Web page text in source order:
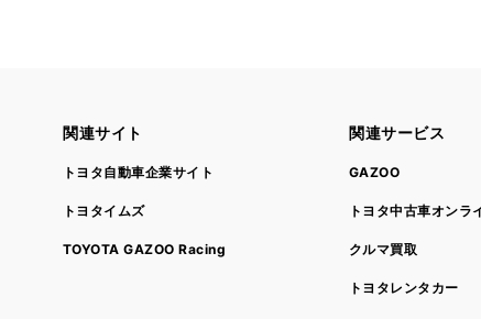
関連サイト
トヨタ自動車企業サイト
トヨタイムズ
TOYOTA GAZOO Racing
関連サービス
GAZOO
トヨタ中古車オンラ
クルマ買取
トヨタレンタカー